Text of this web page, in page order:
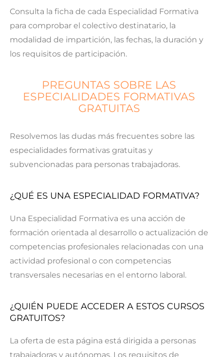
Consulta la ficha de cada Especialidad Formativa
para comprobar el colectivo destinatario, la
modalidad de impartición, las fechas, la duración y
los requisitos de participación.
PREGUNTAS SOBRE LAS
ESPECIALIDADES FORMATIVAS
GRATUITAS
Resolvemos las dudas más frecuentes sobre las
especialidades formativas gratuitas y
subvencionadas para personas trabajadoras.
¿QUÉ ES UNA ESPECIALIDAD FORMATIVA?
Una Especialidad Formativa es una acción de
formación orientada al desarrollo o actualización de
competencias profesionales relacionadas con una
actividad profesional o con competencias
transversales necesarias en el entorno laboral.
¿QUIÉN PUEDE ACCEDER A ESTOS CURSOS
GRATUITOS?
La oferta de esta página está dirigida a personas
trabajadoras y autónomas. Los requisitos de